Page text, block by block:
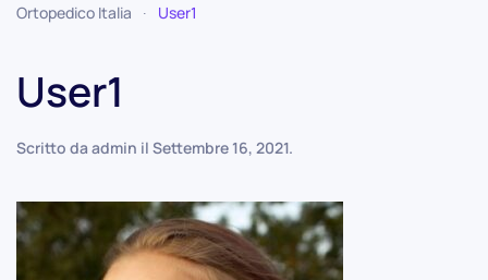
Ortopedico Italia User1
User1
Scritto da admin il Settembre 16, 2021.